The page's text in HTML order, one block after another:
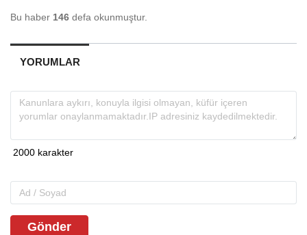
Bu haber 146 defa okunmuştur.
YORUMLAR
Gönder